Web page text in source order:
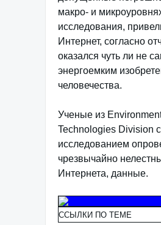
макро- и
исследования,
Интернет, согласно
оказался чуть ли не
энергоемким
человечества.
Ученые из
Technologies Division
исследованием
чрезвычайно
Интернета, данные.
ССЫЛКИ ПО ТЕМЕ